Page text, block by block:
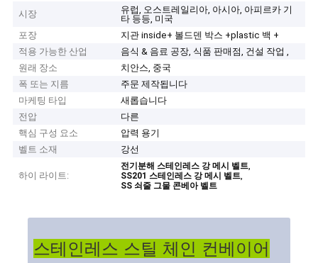
시장
유럽, 오스트레일리아, 아시아, 아피르카 기
타 등등, 미국
포장
지관 inside+ 볼드덴 박스 +plastic 백 +
적용 가능한 산업
음식 & 음료 공장, 식품 판매점, 건설 작업 ,
원래 장소
치안스, 중국
폭 또는 지름
주문 제작됩니다
마케팅 타입
새롭습니다
전압
다른
핵심 구성 요소
압력 용기
벨트 소재
강선
하이 라이트:
전기분해 스테인레스 강 메시 벨트,
SS201 스테인레스 강 메시 벨트,
SS 쇠줄 그물 콘베아 벨트
스테인레스 스틸 체인 컨베이어